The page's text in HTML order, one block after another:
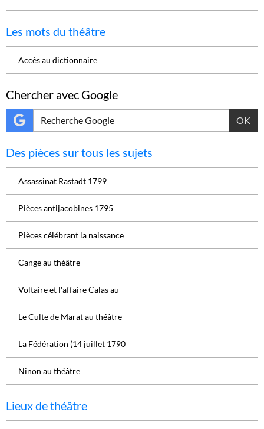
Les mots du théâtre
Accès au dictionnaire
Chercher avec Google
OK
Des pièces sur tous les sujets
Assassinat Rastadt 1799
Pièces antijacobines 1795
Pièces célébrant la naissance
Cange au théâtre
Voltaire et l'affaire Calas au
Le Culte de Marat au théâtre
La Fédération (14 juillet 1790
Ninon au théâtre
Lieux de théâtre